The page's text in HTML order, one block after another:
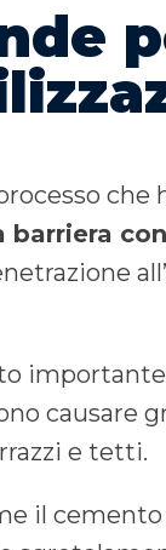
che
barriera
causare
e tetti.
il